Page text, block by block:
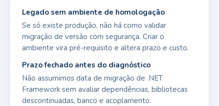
Legado sem ambiente de homologação
Se só existe produção, não há como validar
migração de versão com segurança. Criar o
ambiente vira pré-requisito e altera prazo e custo.
Prazo fechado antes do diagnóstico
Não assumimos data de migração de .NET
Framework sem avaliar dependências, bibliotecas
descontinuadas, banco e acoplamento.